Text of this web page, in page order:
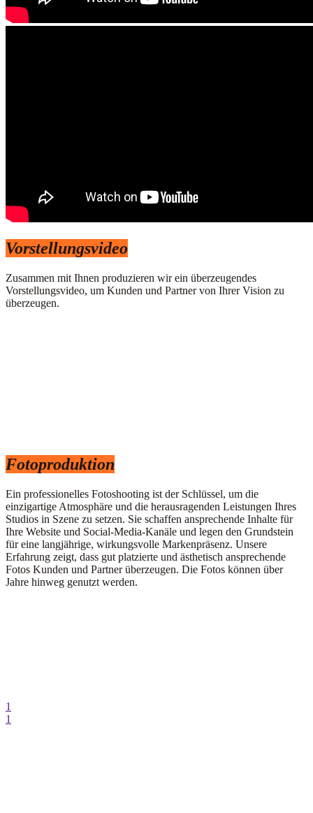
Vorstellungsvideo
Zusammen mit Ihnen produzieren wir ein überzeugendes
Vorstellungsvideo, um Kunden und Partner von Ihrer Vision zu
überzeugen.
Fotoproduktion
Ein professionelles Fotoshooting ist der Schlüssel, um die
einzigartige Atmosphäre und die herausragenden Leistungen Ihres
Studios in Szene zu setzen. Sie schaffen ansprechende Inhalte für
Ihre Website und Social-Media-Kanäle und legen den Grundstein
für eine langjährige, wirkungsvolle Markenpräsenz. Unsere
Erfahrung zeigt, dass gut platzierte und ästhetisch ansprechende
Fotos Kunden und Partner überzeugen. Die Fotos können über
Jahre hinweg genutzt werden.
1
1